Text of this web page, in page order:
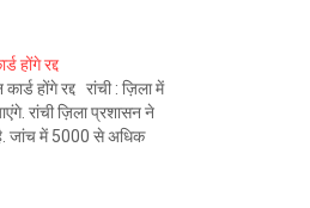
होंगे रद्द
होंगे रद्द रांची : ज़िला में
रांची ज़िला प्रशासन ने
जांच में 5000 से अधिक